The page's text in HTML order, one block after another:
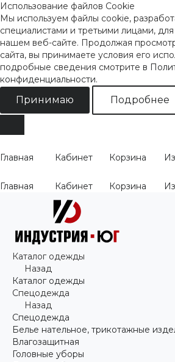
Использование файлов Cookie
Мы используем файлы cookie,
специалистами и третьими лицами,
нашем веб-сайте. Продолжая
сайта, вы принимаете условия его
подробные сведения смотрите в
конфиденциальности.
Принимаю Подробнее
Главная Кабинет Корзина
Главная Кабинет Корзина
Каталог одежды
Назад
Каталог одежды
Спецодежда
Назад
Спецодежда
Белье нательное, трикотажные
Влагозащитная
Головные уборы